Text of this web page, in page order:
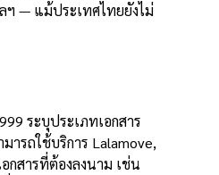
ฯ — แม้ประเทศไทยยังไม่
ระบุประเภทเอกสาร
ารถใช้บริการ Lalamove,
กสารที่ต้องลงนาม เช่น